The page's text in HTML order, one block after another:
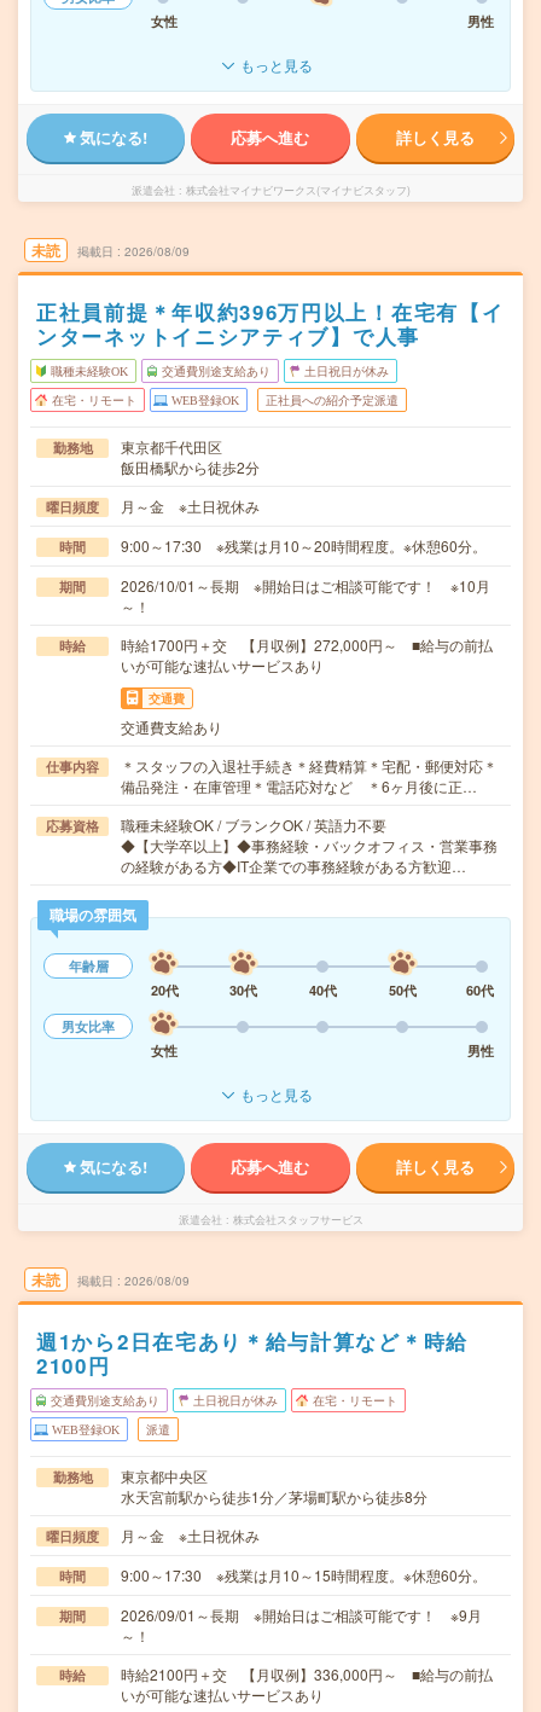
女性
男性
もっと見る
気になる! 応募へ進む 詳しく見る
派遣会社 株式会社マイナビワークス(マイナビスタッフ)
未読 掲載日 2026/08/09
正社員前提＊年収約396万円以上！在宅有【イ
ンターネットイニシアティブ】で人事
職種未経験OK 交通費別途支給あり 土日祝日が休み
在宅・リモート WEB登録OK 正社員への紹介予定派遣
勤務地
東京都千代田区
飯田橋駅から徒歩2分
曜日頻度 月～金 ※土日祝休み
時間 9:00～17:30 ※残業は月10～20時間程度。※休憩60分。
期間
2026/10/01～長期 ※開始日はご相談可能です！ ※10月
～！
時給
時給1700円＋交 【月収例】272,000円～ ■給与の前払
いが可能な速払いサービスあり
交通費
交通費支給あり
仕事内容
＊スタッフの入退社手続き＊経費精算＊宅配・郵便対応＊
備品発注・在庫管理＊電話応対など ＊6ヶ月後に正…
応募資格
職種未経験OK / ブランクOK / 英語力不要
◆【大学卒以上】◆事務経験・バックオフィス・営業事務
の経験がある方◆IT企業での事務経験がある方歓迎…
職場の雰囲気
年齢層
20代
30代 40代 50代
60代
男女比率
女性
男性
もっと見る
気になる! 応募へ進む 詳しく見る
派遣会社 株式会社スタッフサービス
未読 掲載日 2026/08/09
週1から2日在宅あり＊給与計算など＊時給
2100円
交通費別途支給あり 土日祝日が休み 在宅・リモート
WEB登録OK 派遣
勤務地
東京都中央区
水天宮前駅から徒歩1分／茅場町駅から徒歩8分
曜日頻度 月～金 ※土日祝休み
時間 9:00～17:30 ※残業は月10～15時間程度。※休憩60分。
期間
2026/09/01～長期 ※開始日はご相談可能です！ ※9月
～！
時給
時給2100円＋交 【月収例】336,000円～ ■給与の前払
いが可能な速払いサービスあり